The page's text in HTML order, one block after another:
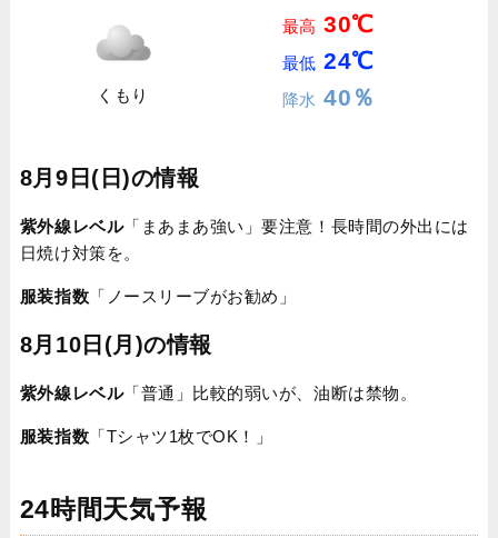
くもり
最高 30℃
最低 24℃
降水 40％
8月9日(日)の情報
紫外線レベル「まあまあ強い」要注意！長時間の外出には
日焼け対策を。
服装指数 「ノースリーブがお勧め」
8月10日(月)の情報
紫外線レベル「普通」比較的弱いが、油断は禁物。
服装指数 「Tシャツ1枚でOK！」
24時間天気予報